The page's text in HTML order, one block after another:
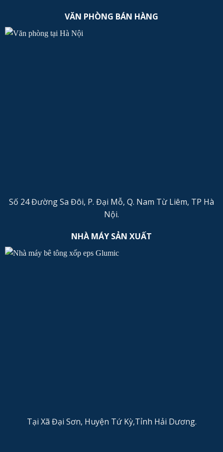
VĂN PHÒNG BÁN HÀNG
Số 24 Đường Sa Đôi, P. Đại Mỗ, Q. Nam Từ Liêm, TP Hà
Nội.
NHÀ MÁY SẢN XUẤT
Tại Xã Đại Sơn, Huyện Tứ Kỳ,Tỉnh Hải Dương.